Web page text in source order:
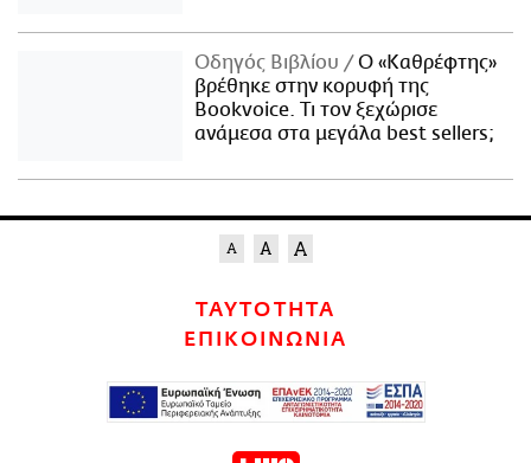
Οδηγός Βιβλίου
Ο «Καθρέφτης»
βρέθηκε στην κορυφή της
Bookvoice. Τι τον ξεχώρισε
ανάμεσα στα μεγάλα best sellers;
ΤΑΥΤΟΤΗΤΑ
ΕΠΙΚΟΙΝΩΝΙΑ